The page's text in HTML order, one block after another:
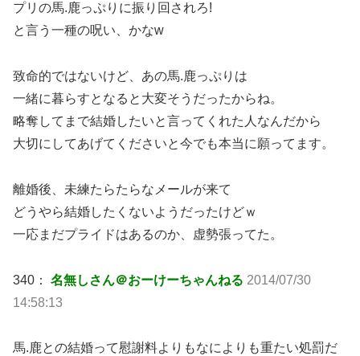
プリの馬.鹿っぷりに振り回されろ!
と言う一種の呪い、かなw
致命的ではないけど、あの馬.鹿っぷりは
一緒に暮らすとなると大変そうだったからね。
略奪してまで結婚したいと言ってくれた人なんだから
大切にしてあげてくださいと今でも本当に願ってます。
離婚後、未練たらたらなメールが来て
どうやら結婚したくないようだったけどｗ
一応まだプライドはあるのか、虚勢張ってた。
340： 名無しさん＠おーけーちゃんねる 2014/07/30
14:58:13
馬.鹿との結婚って慰謝料よりもなによりも重たい処罰だ